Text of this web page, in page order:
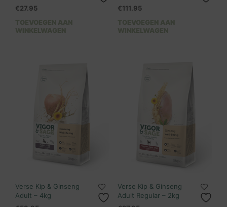
€27.95
TOEVOEGEN AAN
WINKELWAGEN
€111.95
TOEVOEGEN AAN
WINKELWAGEN
Verse Kip & Ginseng
Adult – 4kg
Verse Kip & Ginseng
Adult Regular – 2kg